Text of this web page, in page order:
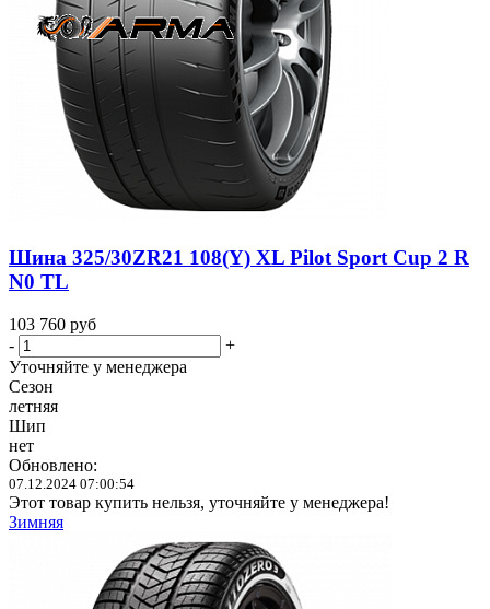
Шина 325/30ZR21 108(Y) XL Pilot Sport Cup 2 R
N0 TL
103 760 руб
-
+
Уточняйте у менеджера
Сезон
летняя
Шип
нет
Обновлено:
07.12.2024 07:00:54
Этот товар купить нельзя, уточняйте у менеджера!
Зимняя